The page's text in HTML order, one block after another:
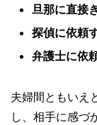
旦那に直接
探偵に依頼
弁護士に依
夫婦間ともいえ
し、相手に感づ